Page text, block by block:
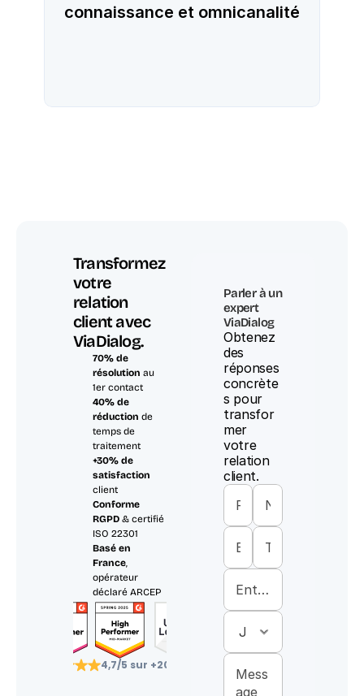
connaissance et omnicanalité
Transformez
votre
relation
client avec
ViaDialog.
70% de
résolution au
1er contact
40% de
réduction de
temps de
traitement
+30% de
satisfaction
client
Conforme
RGPD & certifié
ISO 22301
Basé en
France,
opérateur
déclaré ARCEP
4,7/5 sur +200 avis
Parler à un
expert
ViaDialog
Obtenez
des
réponses
concrète
s pour
transfor
mer
votre
relation
client.